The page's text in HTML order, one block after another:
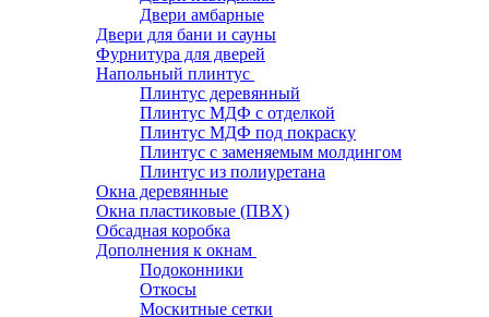
Двери амбарные
Двери для бани и сауны
Фурнитура для дверей
Напольный плинтус
Плинтус деревянный
Плинтус МДФ с отделкой
Плинтус МДФ под покраску
Плинтус с заменяемым молдингом
Плинтус из полиуретана
Окна деревянные
Окна пластиковые (ПВХ)
Обсадная коробка
Дополнения к окнам
Подоконники
Откосы
Москитные сетки